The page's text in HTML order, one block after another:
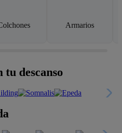
Armarios
descanso